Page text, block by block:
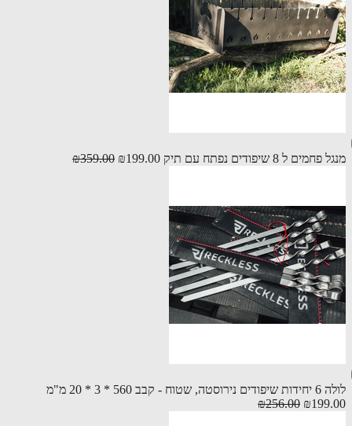
ל 8 שיפודים נפתח עם תיק ₪199.00
₪359.00
560 * 3 * 20 מ"מ
₪256.00